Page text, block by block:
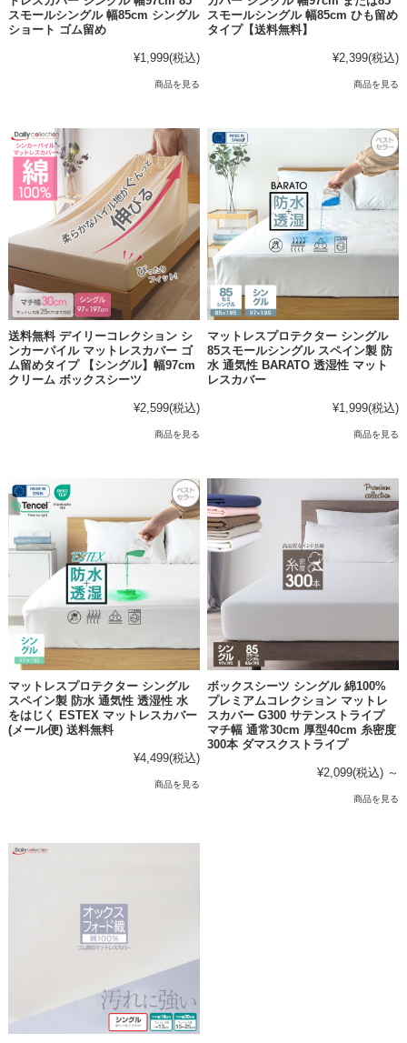
スモールシングル 幅85cm シングル
ショート ゴム留め
¥1,999(税込)
商品を見る
スモールシングル 幅85cm ひも留め
タイプ【送料無料】
¥2,399(税込)
商品を見る
送料無料 デイリーコレクション シ
ンカーパイル マットレスカバー ゴ
ム留めタイプ 【シングル】幅97cm
クリーム ボックスシーツ
¥2,599(税込)
商品を見る
マットレスプロテクター シングル
85スモールシングル スペイン製 防
水 通気性 BARATO 透湿性 マット
レスカバー
¥1,999(税込)
商品を見る
マットレスプロテクター シングル
スペイン製 防水 通気性 透湿性 水
をはじく ESTEX マットレスカバー
(メール便) 送料無料
¥4,499(税込)
商品を見る
ボックスシーツ シングル 綿100%
プレミアムコレクション マットレ
スカバー G300 サテンストライプ
マチ幅 通常30cm 厚型40cm 糸密度
300本 ダマスクストライプ
¥2,099(税込) ～
商品を見る